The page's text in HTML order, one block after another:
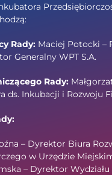
Rady: Maciej Potocki –
Generalny WPT S.A.
Rady:
ds. Inkubacji i Rozwoju
– Dyrektor Biura
w Urzędzie
– Dyrektor